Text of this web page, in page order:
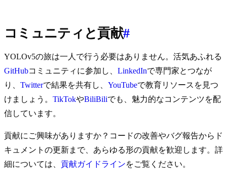
コミュニティと貢献#
YOLOv5の旅は一人で行う必要はありません。活気あふれる
GitHubコミュニティに参加し、 LinkedInで専門家とつなが
り、 Twitterで結果を共有し、 YouTubeで教育リソースを見つ
けましょう。 TikTokやBiliBiliでも、魅力的なコンテンツを配
信しています。
貢献にご興味がありますか？コードの改善やバグ報告からド
キュメントの更新まで、あらゆる形の貢献を歓迎します。詳
細については、 貢献ガイドラインをご覧ください。